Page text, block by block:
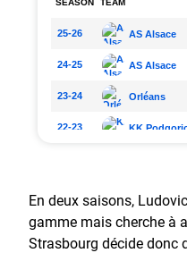
En deux saisons,
gamme mais cherche à
Strasbourg décide donc